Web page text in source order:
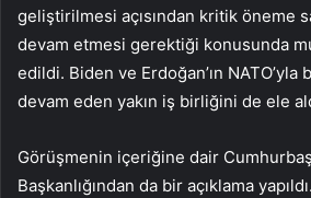
geliştirilmesi açısından kritik öneme
devam etmesi gerektiği konusunda
edildi. Biden ve Erdoğan’ın NATO’yla
devam eden yakın iş birliğini de ele
Görüşmenin içeriğine dair
Başkanlığından da bir açıklama